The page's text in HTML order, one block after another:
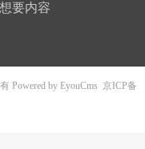
要内容
Powered by EyouCms 京ICP备